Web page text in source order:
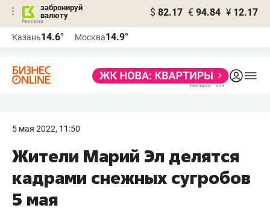
забронируй
валюту
$ 82.17 € 94.84 ¥ 12.17
Казань14.6° Москва14.9°
5 мая 2022, 11:50
Жители Марий Эл делятся
кадрами снежных сугробов
5 мая